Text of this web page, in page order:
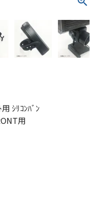
ｼﾘｺﾝﾊﾞﾝ
用